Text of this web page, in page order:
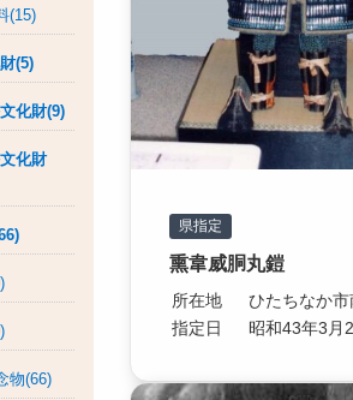
(15)
(5)
化財(9)
化財
物(66)
県指定
熏韋威胴丸鎧
所在地
ひたちなか市
指定日
昭和43年3月